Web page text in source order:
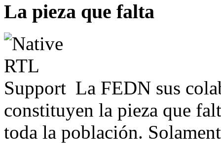
La pieza que falta
La FEDN sus
constituyen la pieza que
toda la población.